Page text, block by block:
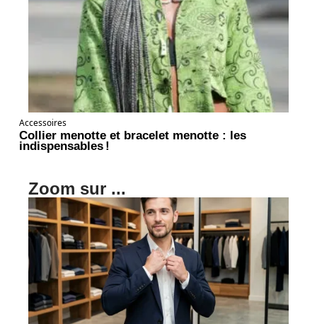
Accessoires
Collier menotte et bracelet menotte : les
indispensables !
Zoom sur ...